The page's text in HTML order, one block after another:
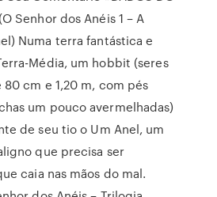
Senhor dos Anéis 1 – A
Numa terra fantástica e
Média, um hobbit (seres
cm e 1,20 m, com pés
um pouco avermelhadas)
de seu tio o Um Anel, um
que precisa ser
caia nas mãos do mal.